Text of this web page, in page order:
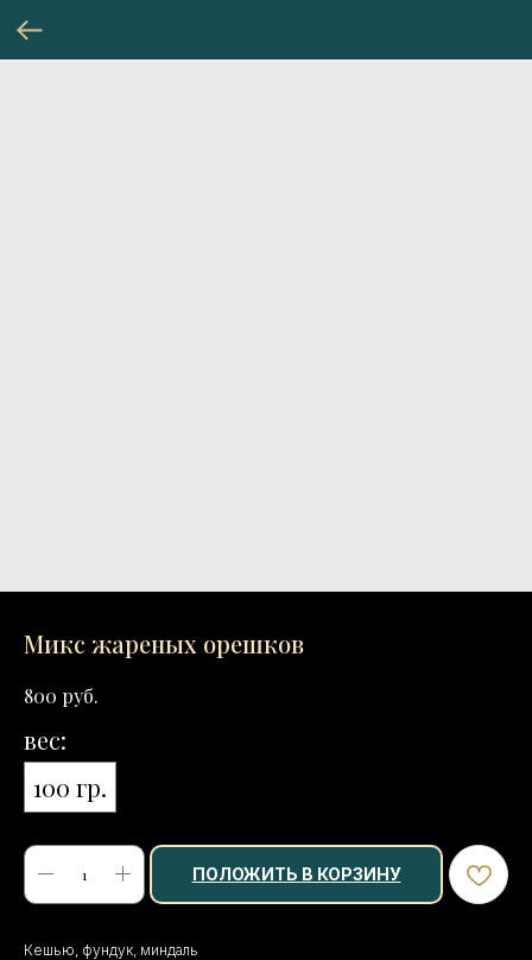
Микс жареных орешков
800 руб.
вес:
100 гр.
ПОЛОЖИТЬ В КОРЗИНУ
Кешью, фундук, миндаль